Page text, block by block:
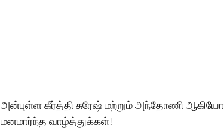
அன்புள்ள கீர்த்தி சுரேஷ் மற்றும் அந்தோணி
மனமார்ந்த வாழ்த்துக்கள்!